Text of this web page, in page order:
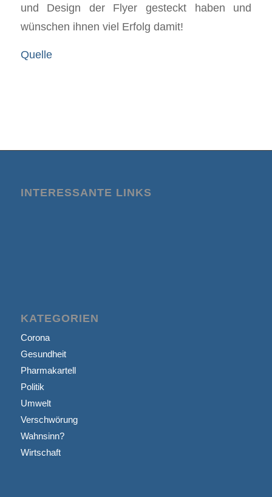
und Design der Flyer gesteckt haben und
wünschen ihnen viel Erfolg damit!
Quelle
INTERESSANTE LINKS
KATEGORIEN
Corona
Gesundheit
Pharmakartell
Politik
Umwelt
Verschwörung
Wahnsinn?
Wirtschaft